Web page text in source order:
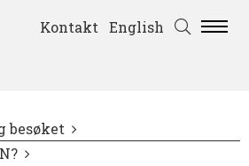
Kontakt English
besøket